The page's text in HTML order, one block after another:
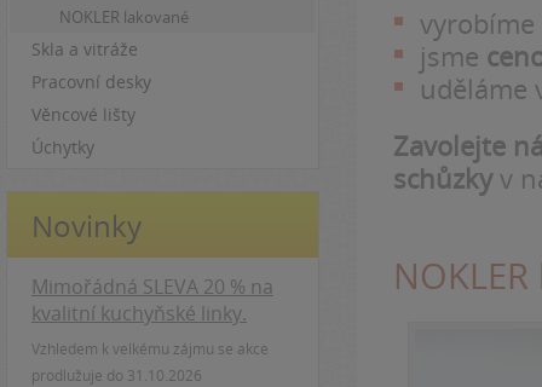
jsme
uděláme
Zavolejte
schůzkyv
NOKLER lakované
Skla a vitráže
Pracovní desky
Věncové lišty
Úchytky
Novinky
Mimořádná SLEVA 20 % na
kvalitní kuchyňské linky.
Vzhledem k velkému zájmu se akce
prodlužuje do 31.10.2026